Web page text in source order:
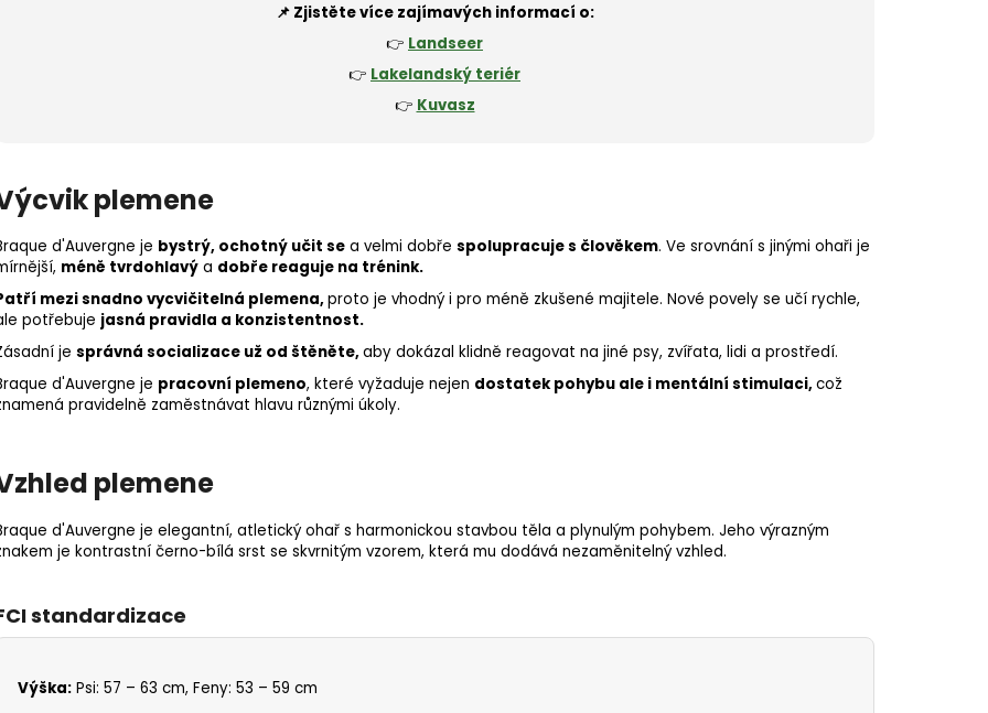
📌 Zjistěte více zajímavých informací o:
👉 Landseer
👉 Lakelandský teriér
👉 Kuvasz
plemene
d'Auvergne je bystrý, ochotný učit se a velmi dobře spolupracuje s člověkem. Ve srovnání s jinými ohaři je
méně tvrdohlavý a dobře reaguje na trénink.
mezi snadno vycvičitelná plemena,proto je vhodný i pro méně zkušené majitele. Nové povely se učí rychle,
potřebuje jasná pravidla a konzistentnost.
je správná socializace už od štěněte,aby dokázal klidně reagovat na jiné psy, zvířata, lidi a prostředí.
d'Auvergne je pracovní plemeno, které vyžaduje nejen dostatek pohybu ale i mentální stimulaci,což
pravidelně zaměstnávat hlavu různými úkoly.
plemene
d'Auvergne je elegantní, atletický ohař s harmonickou stavbou těla a plynulým pohybem. Jeho výrazným
je kontrastní černo-bílá srst se skvrnitým vzorem, která mu dodává nezaměnitelný vzhled.
standardizace
Výška: Psi: 57 – 63 cm, Feny: 53 – 59 cm